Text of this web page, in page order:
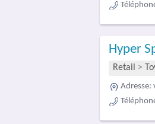
Hyper
Retail >
Adresse: